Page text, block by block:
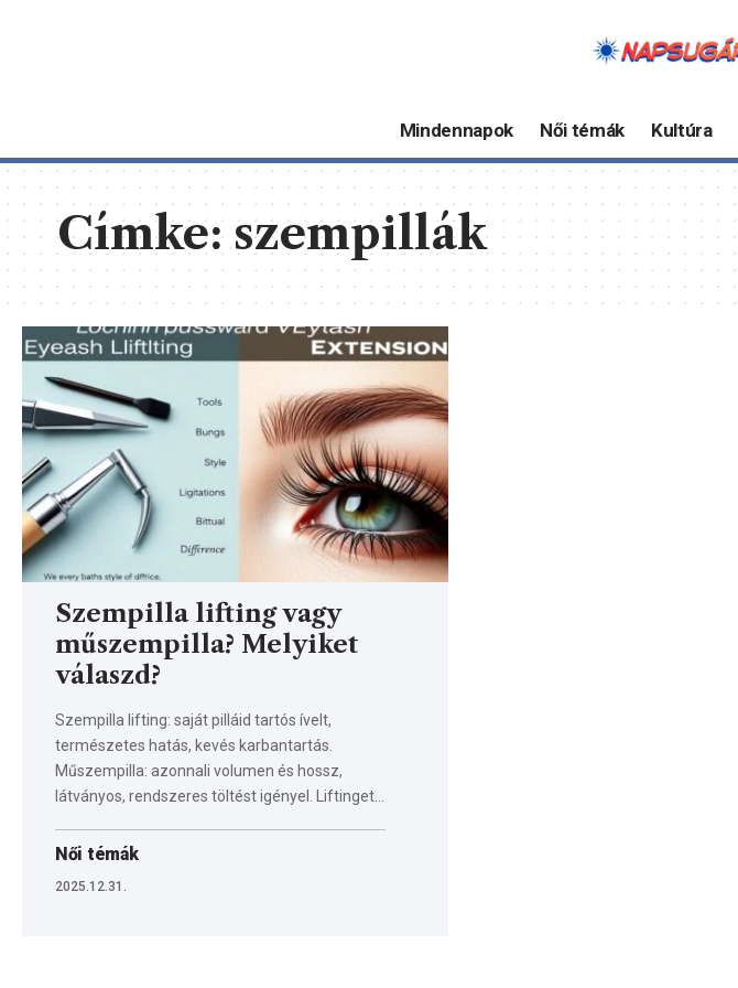
Mindennapok Női témák Kultúra
Címke: szempillák
Szempilla lifting vagy
műszempilla? Melyiket
válaszd?
Szempilla lifting: saját pilláid tartós ívelt,
természetes hatás, kevés karbantartás.
Műszempilla: azonnali volumen és hossz,
látványos, rendszeres töltést igényel. Liftinget…
Női témák
2025.12.31.